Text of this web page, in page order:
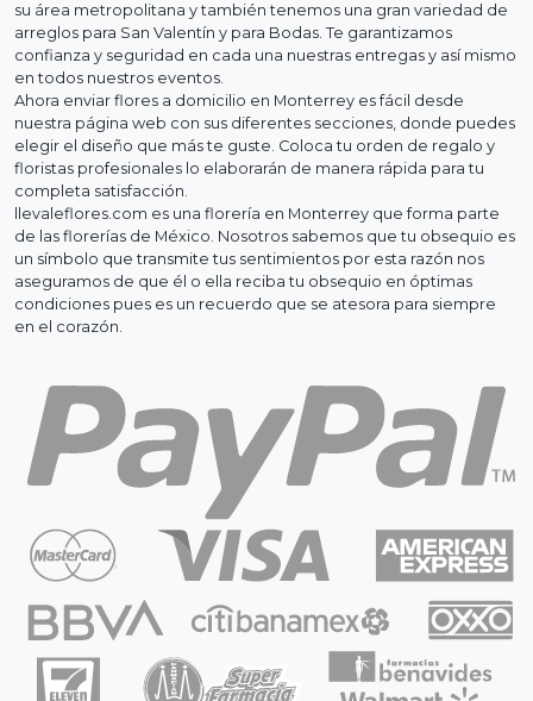
su área metropolitana y también tenemos una gran variedad de
arreglos para San Valentín y para Bodas. Te garantizamos
confianza y seguridad en cada una nuestras entregas y así mismo
en todos nuestros eventos.
Ahora enviar flores a domicilio en Monterrey es fácil desde
nuestra página web con sus diferentes secciones, donde puedes
elegir el diseño que más te guste. Coloca tu orden de regalo y
floristas profesionales lo elaborarán de manera rápida para tu
completa satisfacción.
llevaleflores.com es una florería en Monterrey que forma parte
de las florerías de México. Nosotros sabemos que tu obsequio es
un símbolo que transmite tus sentimientos por esta razón nos
aseguramos de que él o ella reciba tu obsequio en óptimas
condiciones pues es un recuerdo que se atesora para siempre
en el corazón.